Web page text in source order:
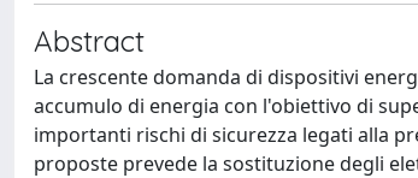
Abstract
La crescente domanda di dispositivi
accumulo di energia con l'obiettivo di
importanti rischi di sicurezza legati alla
proposte prevede la sostituzione degli